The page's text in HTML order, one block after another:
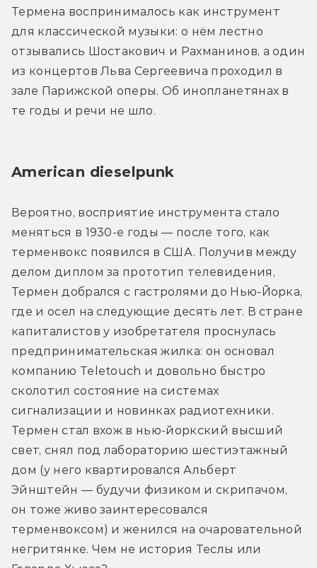
Термена воспринималось как инструмент
для классической музыки: о нём лестно
отзывались Шостакович и Рахманинов, а один
из концертов Льва Сергеевича проходил в
зале Парижской оперы. Об инопланетянах в
те годы и речи не шло.
American dieselpunk
Вероятно, восприятие инструмента стало
меняться в 1930-е годы — после того, как
терменвокс появился в США. Получив между
делом диплом за прототип телевидения,
Термен добрался с гастролями до Нью-Йорка,
где и осел на следующие десять лет. В стране
капиталистов у изобретателя проснулась
предпринимательская жилка: он основал
компанию Teletouch и довольно быстро
сколотил состояние на системах
сигнализации и новинках радиотехники.
Термен стал вхож в нью-йоркский высший
свет, снял под лабораторию шестиэтажный
дом (у него квартировался Альберт
Эйнштейн — будучи физиком и скрипачом,
он тоже живо заинтересовался
терменвоксом) и женился на очаровательной
негритянке. Чем не история Теслы или